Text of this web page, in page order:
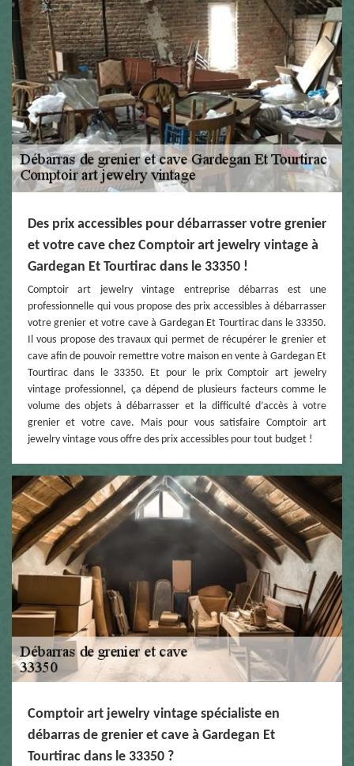
Des prix accessibles pour débarrasser votre grenier
et votre cave chez Comptoir art jewelry vintage à
Gardegan Et Tourtirac dans le 33350 !
Comptoir art jewelry vintage entreprise débarras est une
professionnelle qui vous propose des prix accessibles à débarrasser
votre grenier et votre cave à Gardegan Et Tourtirac dans le 33350.
Il vous propose des travaux qui permet de récupérer le grenier et
cave afin de pouvoir remettre votre maison en vente à Gardegan Et
Tourtirac dans le 33350. Et pour le prix Comptoir art jewelry
vintage professionnel, ça dépend de plusieurs facteurs comme le
volume des objets à débarrasser et la difficulté d’accès à votre
grenier et votre cave. Mais pour vous satisfaire Comptoir art
jewelry vintage vous offre des prix accessibles pour tout budget !
Comptoir art jewelry vintage spécialiste en
débarras de grenier et cave à Gardegan Et
Tourtirac dans le 33350 ?